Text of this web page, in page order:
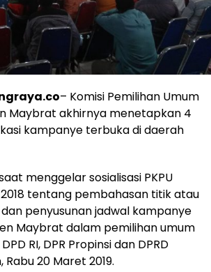
– Komisi Pemilihan Umum
Maybrat akhirnya menetapkan 4
kampanye terbuka di daerah
menggelar sosialisasi PKPU
tentang pembahasan titik atau
penyusunan jadwal kampanye
Maybrat dalam pemilihan umum
RI, DPR Propinsi dan DPRD
20 Maret 2019.